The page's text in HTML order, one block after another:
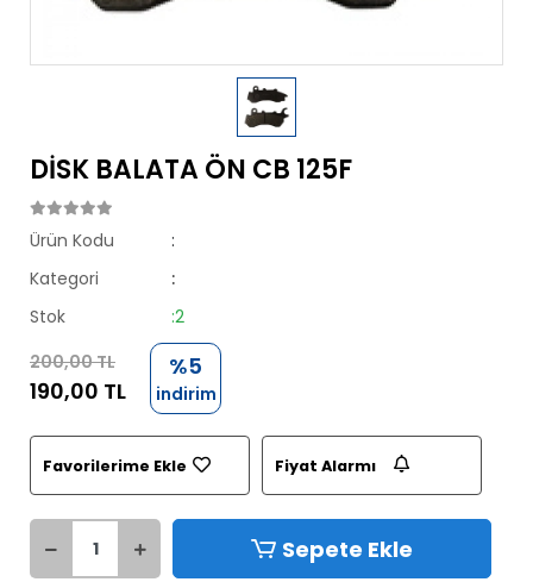
DİSK BALATA ÖN CB 125F
Ürün Kodu
:
Kategori
:
Stok
:2
200,00 TL
190,00 TL
%5
indirim
Favorilerime Ekle Fiyat Alarmı
Sepete Ekle